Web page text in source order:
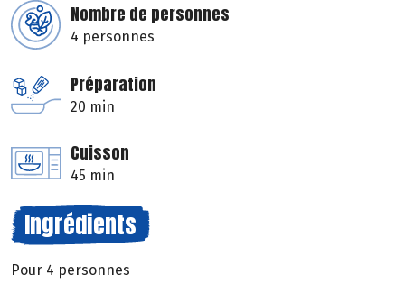
Nombre de personnes
4 personnes
Préparation
20 min
Cuisson
45 min
Ingrédients
Pour 4 personnes